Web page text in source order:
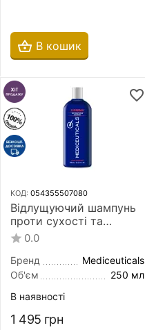
В кошик
КОД: 054355507080
Відлущуючий шампунь
проти сухості та
свербіння шкіри голови
Mediceuticals Scalp
Therapies X-Derma 250
мл
0.0
Бренд
Mediceuticals
Об'єм
250 мл
В наявності
1 495 грн